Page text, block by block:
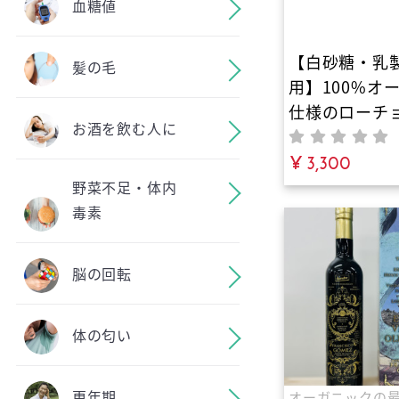
血糖値
髪の毛
お酒を飲む人に
野菜不足・体内
毒素
脳の回転
体の匂い
【白砂糖・乳
用】100%オ
仕様のローチ
（カカオ71%
素を食べる！
抗酸化力！｜
り。罪悪感ゼ
ェノールを
代おやつ
¥ 3,300